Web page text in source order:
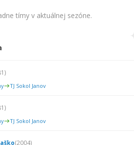
tímy v aktuálnej sezóne.
)
TJ Sokol Janov
)
TJ Sokol Janov
(2004)